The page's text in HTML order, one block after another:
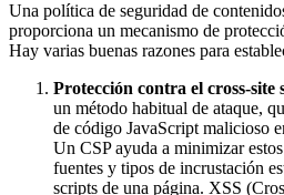
Una política de seguridad de
proporciona un mecanismo de
Hay varias buenas razones para
Protección contra el cross-site
un método habitual de ataque,
de código JavaScript malicioso
Un CSP ayuda a minimizar
fuentes y tipos de incrustación
scripts de una página. XSS